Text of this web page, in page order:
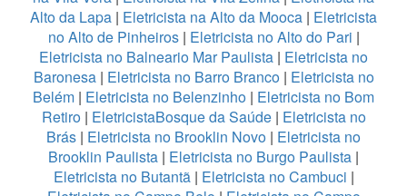
Alto da Lapa | Eletricista na Alto da Mooca | Eletricista
no Alto de Pinheiros| Eletricista no Alto do Pari |
Eletricista no Balneario Mar Paulista | Eletricista no
Baronesa| Eletricista no Barro Branco| Eletricista no
Belém | Eletricista no Belenzinho | Eletricista no Bom
Retiro| EletricistaBosque da Saúde| Eletricista no
Brás | Eletricista no Brooklin Novo | Eletricista no
Brooklin Paulista | Eletricista no Burgo Paulista |
Eletricista no Butantã| Eletricista no Cambuci |